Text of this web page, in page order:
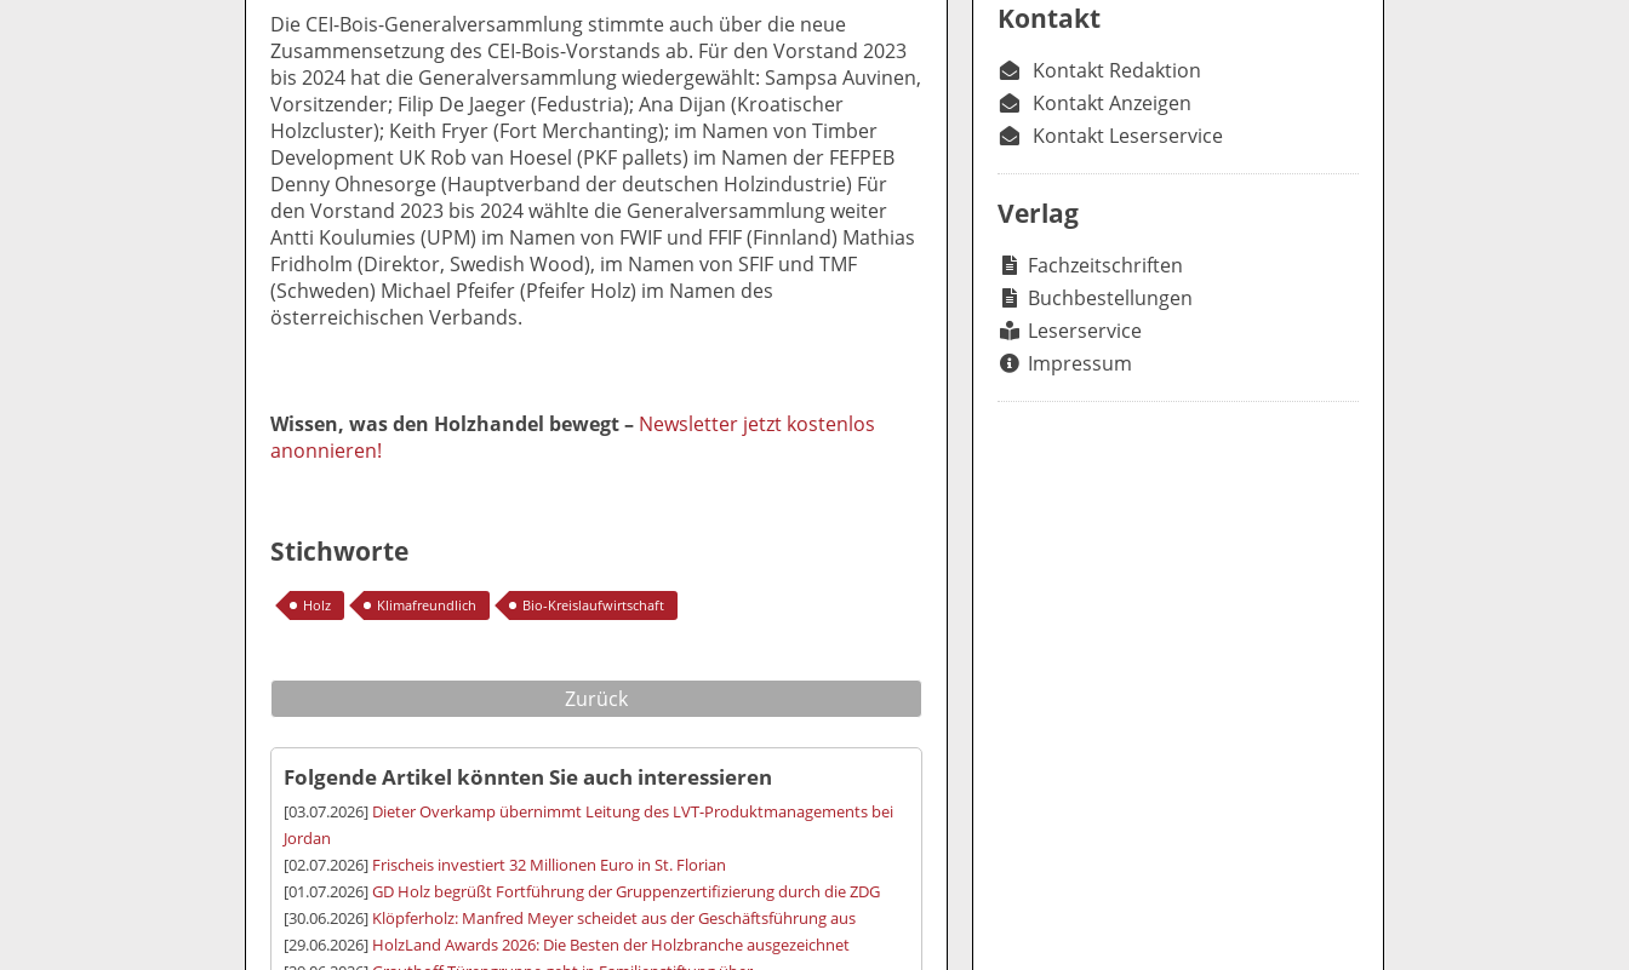
Die CEI-Bois-Generalversammlung stimmte auch über die neue
Zusammensetzung des CEI-Bois-Vorstands ab. Für den Vorstand 2023
bis 2024 hat die Generalversammlung wiedergewählt: Sampsa Auvinen,
Vorsitzender; Filip De Jaeger (Fedustria); Ana Dijan (Kroatischer
Holzcluster); Keith Fryer (Fort Merchanting); im Namen von Timber
Development UK Rob van Hoesel (PKF pallets) im Namen der FEFPEB
Denny Ohnesorge (Hauptverband der deutschen Holzindustrie) Für
den Vorstand 2023 bis 2024 wählte die Generalversammlung weiter
Antti Koulumies (UPM) im Namen von FWIF und FFIF (Finnland) Mathias
Fridholm (Direktor, Swedish Wood), im Namen von SFIF und TMF
(Schweden) Michael Pfeifer (Pfeifer Holz) im Namen des
österreichischen Verbands.
Wissen, was den Holzhandel bewegt – Newsletter jetzt kostenlos
anonnieren!
Stichworte
Holz Klimafreundlich Bio-Kreislaufwirtschaft
Zurück
Folgende Artikel könnten Sie auch interessieren
[03.07.2026] Dieter Overkamp übernimmt Leitung des LVT-Produktmanagements bei
Jordan
[02.07.2026] Frischeis investiert 32 Millionen Euro in St. Florian
[01.07.2026]GD Holz begrüßt Fortführung der Gruppenzertifizierung durch die ZDG
[30.06.2026] Klöpferholz: Manfred Meyer scheidet aus der Geschäftsführung aus
[29.06.2026] HolzLand Awards 2026: Die Besten der Holzbranche ausgezeichnet
Kontakt
Kontakt Redaktion
Kontakt Anzeigen
Kontakt Leserservice
Verlag
Fachzeitschriften
Buchbestellungen
Leserservice
Impressum